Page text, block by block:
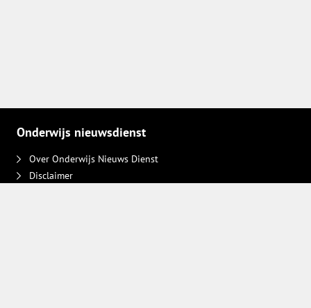
Onderwijs nieuwsdienst
Over Onderwijs Nieuws Dienst
Disclaimer